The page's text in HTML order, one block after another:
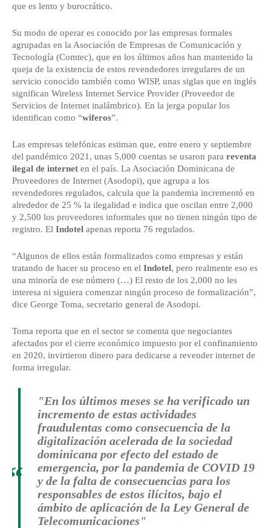
que es lento y burocrático.
Su modo de operar es conocido por las empresas formales
agrupadas en la Asociación de Empresas de Comunicación y
Tecnología (Comtec), que en los últimos años han mantenido la
queja de la existencia de estos revendedores irregulares de un
servicio conocido también como WISP, unas siglas que en inglés
significan Wireless Internet Service Provider (Proveedor de
Servicios de Internet inalámbrico). En la jerga popular los
identifican como “wiferos”.
Las empresas telefónicas estiman que, entre enero y septiembre
del pandémico 2021, unas 5,000 cuentas se usaron para reventa
ilegal de internet en el país. La Asociación Dominicana de
Proveedores de Internet (Asodopi), que agrupa a los
revendedores regulados, calcula que la pandemia incrementó en
alrededor de 25 % la ilegalidad e indica que oscilan entre 2,000
y 2,500 los proveedores informales que no tienen ningún tipo de
registro. El Indotel apenas reporta 76 regulados.
“Algunos de ellos están formalizados como empresas y están
tratando de hacer su proceso en el Indotel, pero realmente eso es
una minoría de ese número (…) El resto de los 2,000 no les
interesa ni siguiera comenzar ningún proceso de formalización”,
dice George Toma, secretario general de Asodopi.
Toma reporta que en el sector se comenta que negociantes
afectados por el cierre económico impuesto por el confinamiento
en 2020, invirtieron dinero para dedicarse a revender internet de
forma irregular.
"En los últimos meses se ha verificado un
incremento de estas actividades
fraudulentas como consecuencia de la
digitalización acelerada de la sociedad
dominicana por efecto del estado de
emergencia, por la pandemia de COVID 19
y de la falta de consecuencias para los
responsables de estos ilícitos, bajo el
ámbito de aplicación de la Ley General de
Telecomunicaciones"
“